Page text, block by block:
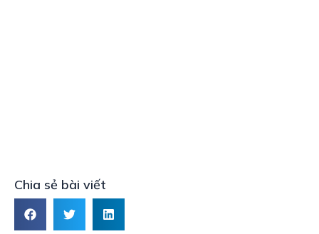
Chia sẻ bài viết